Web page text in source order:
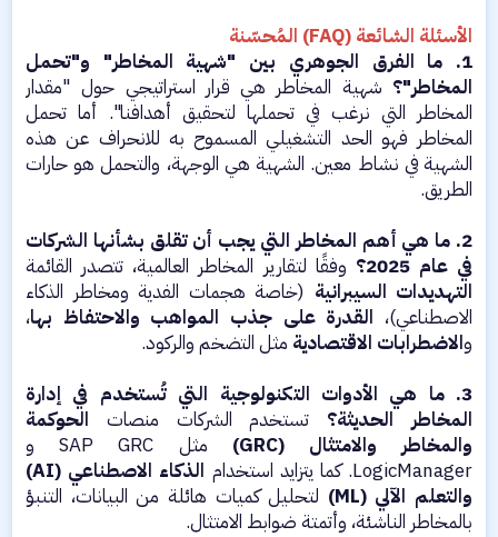
الأسئلة الشائعة (FAQ) المُحسّنة
1. ما الفرق الجوهري بين "شهية المخاطر" و"تحمل
المخاطر"؟ شهية المخاطر هي قرار استراتيجي حول "مقدار
المخاطر التي نرغب في تحملها لتحقيق أهدافنا". أما تحمل
المخاطر فهو الحد التشغيلي المسموح به للانحراف عن هذه
الشهية في نشاط معين. الشهية هي الوجهة، والتحمل هو حارات
الطريق.
2. ما هي أهم المخاطر التي يجب أن تقلق بشأنها الشركات
في عام 2025؟
وفقًا لتقارير المخاطر العالمية، تتصدر القائمة
التهديدات السيبرانية (خاصة هجمات الفدية ومخاطر الذكاء
الاصطناعي)، القدرة على جذب المواهب والاحتفاظ بها،
والاضطرابات الاقتصادية مثل التضخم والركود.
3. ما هي الأدوات التكنولوجية التي تُستخدم في إدارة
المخاطر الحديثة؟ تستخدم الشركات منصات الحوكمة
والمخاطر والامتثال (GRC)
مثل SAP GRC و
LogicManager. كما يتزايد استخدام
الذكاء الاصطناعي (AI)
والتعلم الآلي (ML)
لتحليل كميات هائلة من البيانات، التنبؤ
بالمخاطر الناشئة، وأتمتة ضوابط الامتثال.